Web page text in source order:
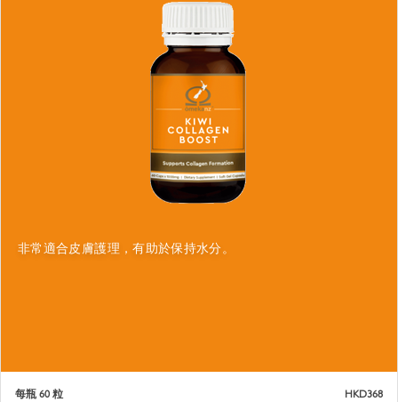
非常適合皮膚護理，有助於保持水分。
每瓶 60 粒 HKD368